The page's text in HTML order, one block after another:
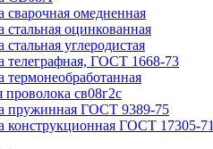
сварочная омедненная
стальная оцинкованная
углеродистая
телеграфная, ГОСТ 1668-73
термонеобработанная
проволока св08г2с
пружинная ГОСТ 9389-75
конструкционная ГОСТ 17305-71